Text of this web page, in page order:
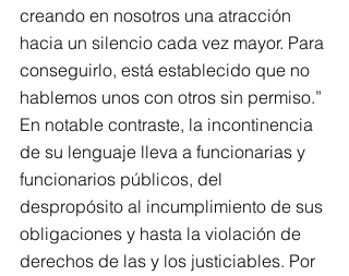
creando en nosotros una atracción
hacia un silencio cada vez mayor. Para
conseguirlo, está establecido que no
hablemos unos con otros sin permiso.”
En notable contraste, la incontinencia
de su lenguaje lleva a funcionarias y
funcionarios públicos, del
despropósito al incumplimiento de sus
obligaciones y hasta la violación de
derechos de las y los justiciables. Por